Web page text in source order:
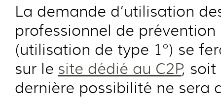
La demande d’utilisation
professionnel de
(utilisation de type 1°) se
sur le site dédié au C2P, soit
dernière possibilité ne sera